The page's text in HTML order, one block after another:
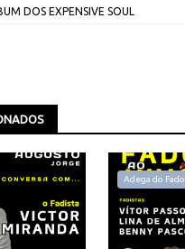
DOS EXPENSIVE SOUL
Adega do Fado